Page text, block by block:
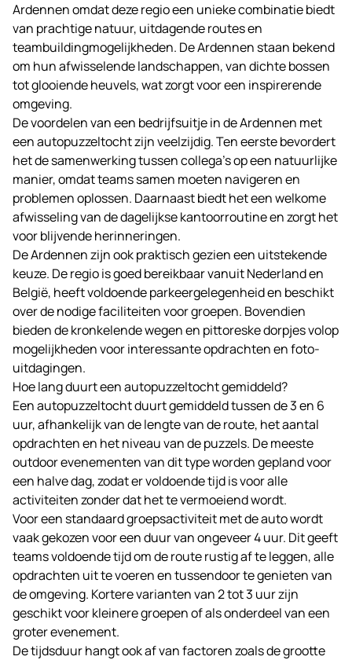
Ardennen omdat deze regio een unieke combinatie biedt
van prachtige natuur, uitdagende routes en
teambuildingmogelijkheden. De Ardennen staan bekend
om hun afwisselende landschappen, van dichte bossen
tot glooiende heuvels, wat zorgt voor een inspirerende
omgeving.
De voordelen van een bedrijfsuitje in de Ardennen met
een autopuzzeltocht zijn veelzijdig. Ten eerste bevordert
het de samenwerking tussen collega’s op een natuurlijke
manier, omdat teams samen moeten navigeren en
problemen oplossen. Daarnaast biedt het een welkome
afwisseling van de dagelijkse kantoorroutine en zorgt het
voor blijvende herinneringen.
De Ardennen zijn ook praktisch gezien een uitstekende
keuze. De regio is goed bereikbaar vanuit Nederland en
België, heeft voldoende parkeergelegenheid en beschikt
over de nodige faciliteiten voor groepen. Bovendien
bieden de kronkelende wegen en pittoreske dorpjes volop
mogelijkheden voor interessante opdrachten en foto-
uitdagingen.
Hoe lang duurt een autopuzzeltocht gemiddeld?
Een autopuzzeltocht duurt gemiddeld tussen de 3 en 6
uur, afhankelijk van de lengte van de route, het aantal
opdrachten en het niveau van de puzzels. De meeste
outdoor evenementen van dit type worden gepland voor
een halve dag, zodat er voldoende tijd is voor alle
activiteiten zonder dat het te vermoeiend wordt.
Voor een standaard groepsactiviteit met de auto wordt
vaak gekozen voor een duur van ongeveer 4 uur. Dit geeft
teams voldoende tijd om de route rustig af te leggen, alle
opdrachten uit te voeren en tussendoor te genieten van
de omgeving. Kortere varianten van 2 tot 3 uur zijn
geschikt voor kleinere groepen of als onderdeel van een
groter evenement.
De tijdsduur hangt ook af van factoren zoals de grootte